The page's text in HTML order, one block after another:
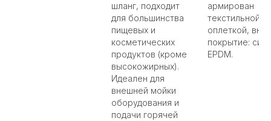
шланг, подходит
для большинства
пищевых и
косметических
продуктов (кроме
высокожирных).
Идеален для
внешней мойки
оборудования и
подачи горячей
армирован
текстильной
оплеткой,
покрытие:
EPDM.